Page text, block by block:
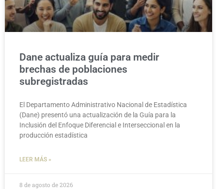
Dane actualiza guía para medir
brechas de poblaciones
subregistradas
El Departamento Administrativo Nacional de Estadística
(Dane) presentó una actualización de la Guía para la
Inclusión del Enfoque Diferencial e Interseccional en la
producción estadística
LEER MÁS »
8 de agosto de 2026